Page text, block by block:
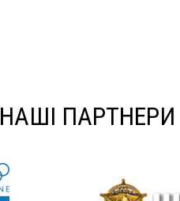
НАШІ ПАРТНЕРИ